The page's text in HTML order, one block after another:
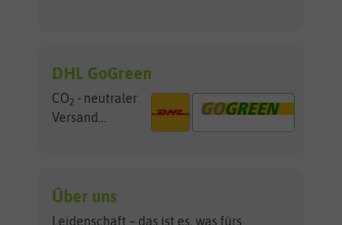
DHL GoGreen
CO2 - neutraler
Versand...
Über uns
Leidenschaft – das ist es, was fürs